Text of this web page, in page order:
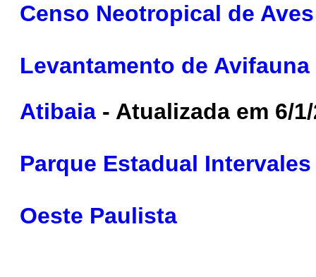
Censo Neotropical de
Levantamento de
Atibaia - Atualizada em 6/
Parque Estadual Intervales
Oeste Paulista